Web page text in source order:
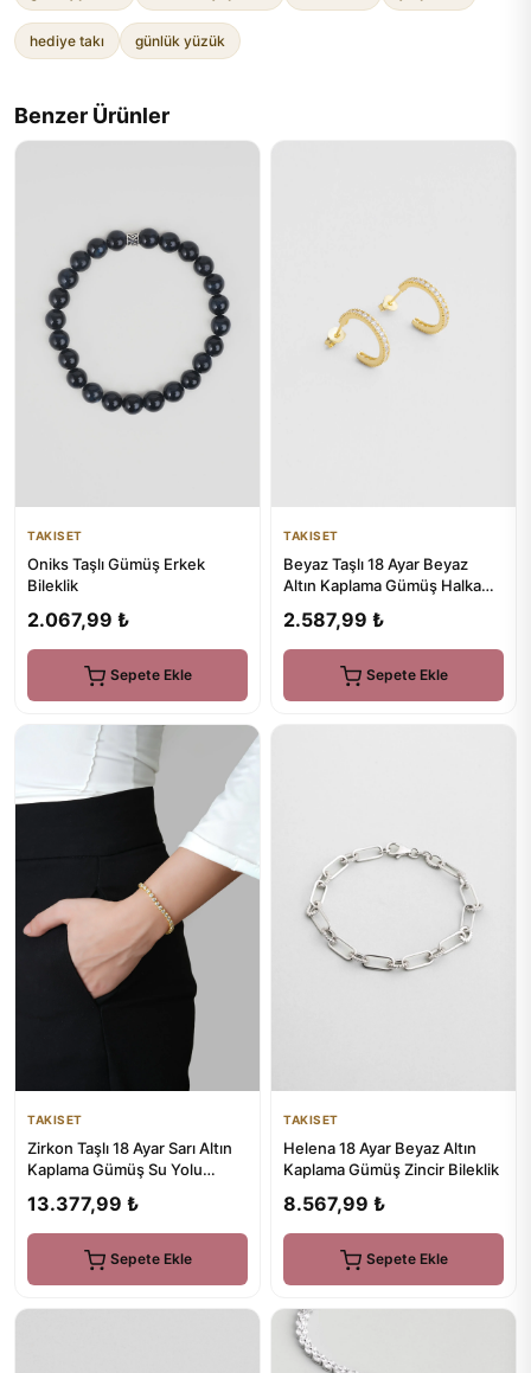
hediye takı günlük yüzük
Benzer Ürünler
TAKISET
Oniks Taşlı Gümüş Erkek
Bileklik
2.067,99 ₺
Sepete Ekle
TAKISET
Beyaz Taşlı 18 Ayar Beyaz
Altın Kaplama Gümüş Halka
2.587,99 ₺
Sepete Ekle
TAKISET
Zirkon Taşlı 18 Ayar Sarı Altın
Kaplama Gümüş Su Yolu
13.377,99 ₺
Sepete Ekle
TAKISET
Helena 18 Ayar Beyaz Altın
Kaplama Gümüş Zincir Bileklik
8.567,99 ₺
Sepete Ekle